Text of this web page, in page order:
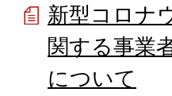
新型コロナ
関する事業
について